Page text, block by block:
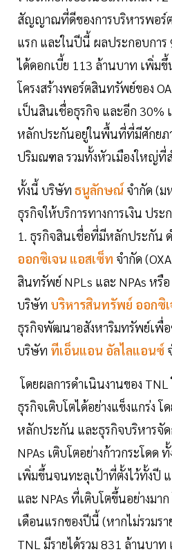
สัญญาณที่ดีของการบริหารพอร์ต
แรก และในปีนี้ ผลประกอบการ
ได้ดอกเบี้ย 113 ล้านบาท เพิ่ม
โครงสร้างพอร์ตสินทรัพย์ของ
เป็นสินเชื่อธุรกิจ และอีก 30%
หลักประกันอยู่ในพื้นที่ที่มีศักยภ
ปริมณฑล รวมทั้งหัวเมืองใหญ่ที่
ทั้งนี้ บริษัท ธนูลักษณ์ จำกัด (ม
ธุรกิจให้บริการทางการเงิน ปร
1. ธุรกิจสินเชื่อที่มีหลักประกัน
ออกซิเจน แอสเซ็ท จำกัด
สินทรัพย์ NPLs และ NPAs หรือ
บริษัท บริหารสินทรัพย์ ออกซิ
ธุรกิจพัฒนาอสังหาริมทรัพย์เพื่อ
บริษัท ทีเอ็นแอน อัลไลแอนซ์
โดยผลการดำเนินงานของ
ธุรกิจเติบโตได้อย่างแข็งแกร่ง
หลักประกัน และธุรกิจบริหารจั
NPAs เติบโตอย่างก้าวกระโดด
เพิ่มขึ้นจนทะลุเป้าที่ตั้งไว้ทั้งปี
และ NPAs ที่เติบโตขึ้นอย่างมา
เดือนแรกของปีนี้ (หากไม่รวมร
TNL มีรายได้รวม 831 ล้านบา